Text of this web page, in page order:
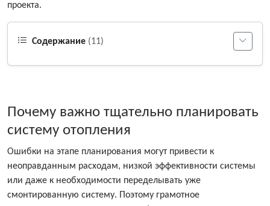
проекта.
Содержание (11)
Почему важно тщательно планировать
систему отопления
Ошибки на этапе планирования могут привести к
неоправданным расходам, низкой эффективности системы
или даже к необходимости переделывать уже
смонтированную систему. Поэтому грамотное